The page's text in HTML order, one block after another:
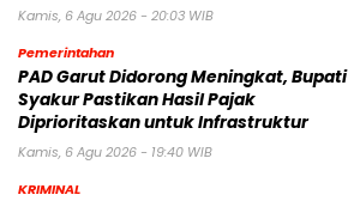
Kamis, 6 Agu 2026 - 20:03 WIB
Pemerintahan
PAD Garut Didorong Meningkat, Bupati
Syakur Pastikan Hasil Pajak
Diprioritaskan untuk Infrastruktur
Kamis, 6 Agu 2026 - 19:40 WIB
KRIMINAL